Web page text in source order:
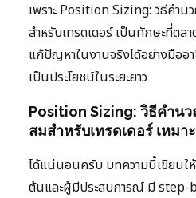
เพราะ Position Sizing: วิธีคำ
สำหรับเทรดเดอร์ เป็นทักษะที่ตล
แก้ปัญหาในงานจริงได้อย่างมืออ
เป็นประโยชน์ในระยะยาว
Position Sizing: วิธีคำน
สมสำหรับเทรดเดอร์ เหมา
ได้แน่นอนครับ บทความนี้เขียนให้
ต้นและผู้มีประสบการณ์ มี